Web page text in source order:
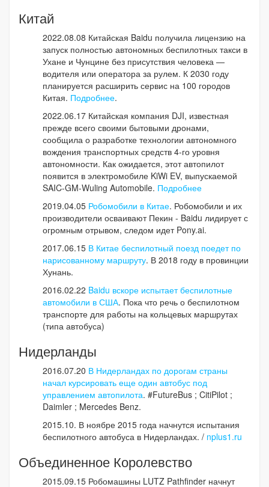
Китай
2022.08.08 Китайская Baidu получила лицензию на
запуск полностью автономных беспилотных такси в
Ухане и Чунцине без присутствия человека —
водителя или оператора за рулем. К 2030 году
планируется расширить сервис на 100 городов
Китая. Подробнее.
2022.06.17 Китайская компания DJI, известная
прежде всего своими бытовыми дронами,
сообщила о разработке технологии автономного
вождения транспортных средств 4-го уровня
автономности. Как ожидается, этот автопилот
появится в электромобиле KiWi EV, выпускаемой
SAIC-GM-Wuling Automobile. Подробнее
2019.04.05 Робомобили в Китае. Робомобили и их
производители осваивают Пекин - Baidu лидирует с
огромным отрывом, следом идет Pony.ai.
2017.06.15 В Китае беспилотный поезд поедет по
нарисованному маршруту. В 2018 году в провинции
Хунань.
2016.02.22 Baidu вскоре испытает беспилотные
автомобили в США. Пока что речь о беспилотном
транспорте для работы на кольцевых маршрутах
(типа автобуса)
Нидерланды
2016.07.20 В Нидерландах по дорогам страны
начал курсировать еще один автобус под
управлением автопилота. #FutureBus ; CitiPilot ;
Daimler ; Mercedes Benz.
2015.10. В ноябре 2015 года начнутся испытания
беспилотного автобуса в Нидерландах. / nplus1.ru
Объединенное Королевство
2015.09.15 Робомашины LUTZ Pathfinder начнут